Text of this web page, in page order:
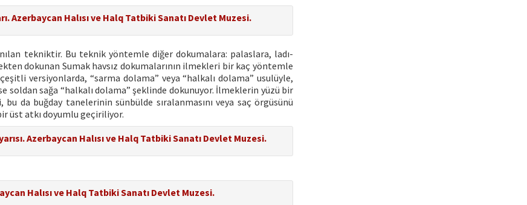
Azerbaycan Halısı ve Halq Tatbiki Sanatı Devlet Muzesi.
tekniktir. Bu teknik yöntemle diğer dokumalara: palaslara, ladı-
dokunan Sumak havsız dokumalarının ilmekleri bir kaç yöntemle
versiyonlarda, “sarma dolama” veya “halkalı dolama” usulüyle,
soldan sağa “halkalı dolama” şeklinde dokunuyor. İlmeklerin yüzü bir
bu da buğday tanelerinin sünbülde sıralanmasını veya saç örgüsünü
üst atkı doyumlu geçiriliyor.
Azerbaycan Halısı ve Halq Tatbiki Sanatı Devlet Muzesi.
Halısı ve Halq Tatbiki Sanatı Devlet Muzesi.